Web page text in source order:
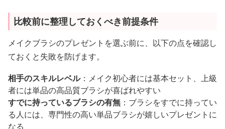
比較前に整理しておくべき前提条件
メイクブラシのプレゼントを選ぶ前に、以下の点を確認し
ておくと失敗を防げます。
相手のスキルレベル：メイク初心者には基本セット、上級
者には単品の高品質ブラシが喜ばれやすい
すでに持っているブラシの有無 ：ブラシをすでに持ってい
る人には、専門性の高い単品ブラシが嬉しいプレゼントに
なる